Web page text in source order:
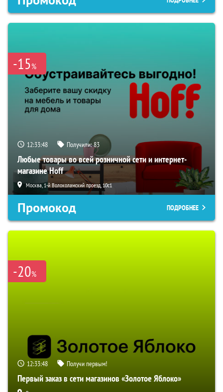
-15%
12:33:47 Получили:83
Любые товары во всей розничной сети и интернет-
магазине Hoff
Москва, 1-й Волоколамский проезд, 10с1
Промокод ПОДРОБНЕЕ
-20%
12:33:47 Получи первым!
Первый заказ в сети магазинов «Золотое Яблоко»